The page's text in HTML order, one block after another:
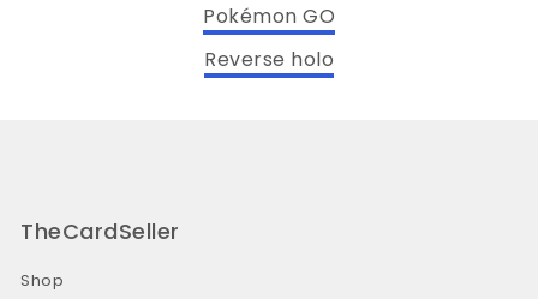
Pokémon GO
Reverse holo
TheCardSeller
Shop